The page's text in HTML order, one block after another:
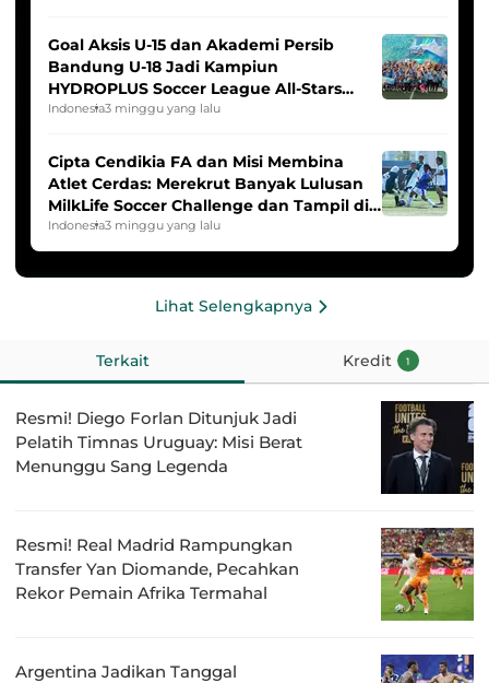
Goal Aksis U-15 dan Akademi Persib
Bandung U-18 Jadi Kampiun
HYDROPLUS Soccer League All-Stars
2025/2026
Indonesia3 minggu yang lalu
Cipta Cendikia FA dan Misi Membina
Atlet Cerdas: Merekrut Banyak Lulusan
MilkLife Soccer Challenge dan Tampil di
HYDROPLUS Soccer League
Indonesia3 minggu yang lalu
Lihat Selengkapnya
Terkait Kredit 1
Resmi! Diego Forlan Ditunjuk Jadi
Pelatih Timnas Uruguay: Misi Berat
Menunggu Sang Legenda
Resmi! Real Madrid Rampungkan
Transfer Yan Diomande, Pecahkan
Rekor Pemain Afrika Termahal
Argentina Jadikan Tanggal